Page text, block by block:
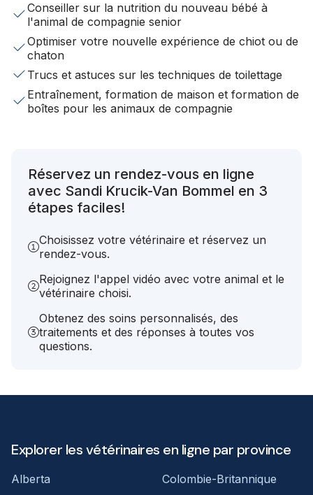
Conseiller sur la nutrition du nouveau bébé à
l'animal de compagnie senior
Optimiser votre nouvelle expérience de chiot ou de
chaton
Trucs et astuces sur les techniques de toilettage
Entraînement, formation de maison et formation de
boîtes pour les animaux de compagnie
Réservez un rendez-vous en ligne
avec Sandi Krucik-Van Bommel en 3
étapes faciles!
Choisissez votre vétérinaire et réservez un
rendez-vous.
Rejoignez l'appel vidéo avec votre animal et le
vétérinaire choisi.
Obtenez des soins personnalisés, des
traitements et des réponses à toutes vos
questions.
Explorer les vétérinaires en ligne par province
Alberta Colombie-Britannique